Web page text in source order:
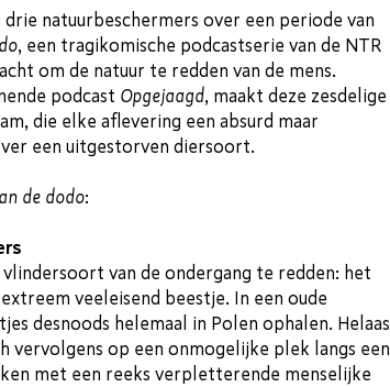
natuurbeschermers over een periode van
, een tragikomische podcastserie van de NTR
om de natuur te redden van de mens.
podcast Opgejaagd, maakt deze zesdelige
die elke aflevering een absurd maar
een uitgestorven diersoort.
de dodo:
van de ondergang te redden: het
veeleisend beestje. In een oude
desnoods helemaal in Polen ophalen. Helaas
vervolgens op een onmogelijke plek langs een
met een reeks verpletterende menselijke